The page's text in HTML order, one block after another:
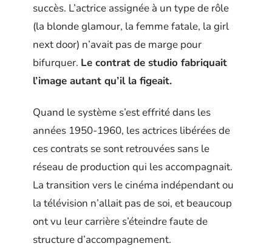
succès. L’actrice assignée à un type de rôle
(la blonde glamour, la femme fatale, la girl
next door) n’avait pas de marge pour
bifurquer. Le contrat de studio fabriquait
l’image autant qu’il la figeait.
Quand le système s’est effrité dans les
années 1950-1960, les actrices libérées de
ces contrats se sont retrouvées sans le
réseau de production qui les accompagnait.
La transition vers le cinéma indépendant ou
la télévision n’allait pas de soi, et beaucoup
ont vu leur carrière s’éteindre faute de
structure d’accompagnement.